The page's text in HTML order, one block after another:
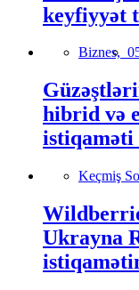
keyfiyyət
Biznes,
hibrid və
istiqaməti
Keçmiş
Ukrayna